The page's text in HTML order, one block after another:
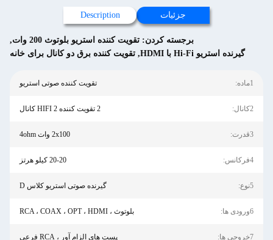
جزئیات Description
برجسته کردن: تقویت کننده استریو بلوتوث 200 وات
,
گیرنده استریو Hi-Fi با HDMI
, تقویت کننده برق دو کانال برای خانه
1ماده: تقویت کننده صوتی استریو
2کانال: 2 تقویت کننده HIFI 2 کانال
3قدرت: 2x100 وات 4ohm
4فرکانس: 20-20 کیلو هرتز
5نوع: گیرنده صوتی استریو کلاس D
6ورودی ها: بلوتوث ، RCA ، COAX ، OPT ، HDMI
7خروجی ها: پست های الزام آور ، RCA فرعی